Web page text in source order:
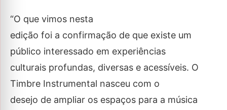
“O que vimos nesta
edição foi a confirmação de que existe um
público interessado em experiências
culturais profundas, diversas e acessíveis. O
Timbre Instrumental nasceu com o
desejo de ampliar os espaços para a música